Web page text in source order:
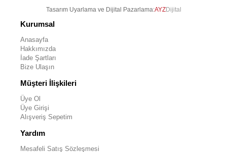
Tasarım Uyarlama ve Dijital Pazarlama:AYZDijital
Kurumsal
Anasayfa
Hakkımızda
İade Şartları
Bize Ulaşın
Müşteri İlişkileri
Üye Ol
Üye Girişi
Alışveriş Sepetim
Yardım
Mesafeli Satış Sözleşmesi